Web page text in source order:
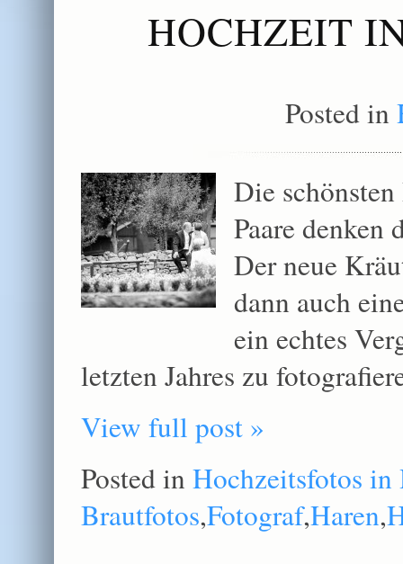
HOCHZEIT
Posted in
Die
Paare denken
Der neue
dann auch
ein echtes
letzten Jahres zu
View full post »
Posted in Hochzeitsfotos in
Brautfotos,Fotograf,Haren,